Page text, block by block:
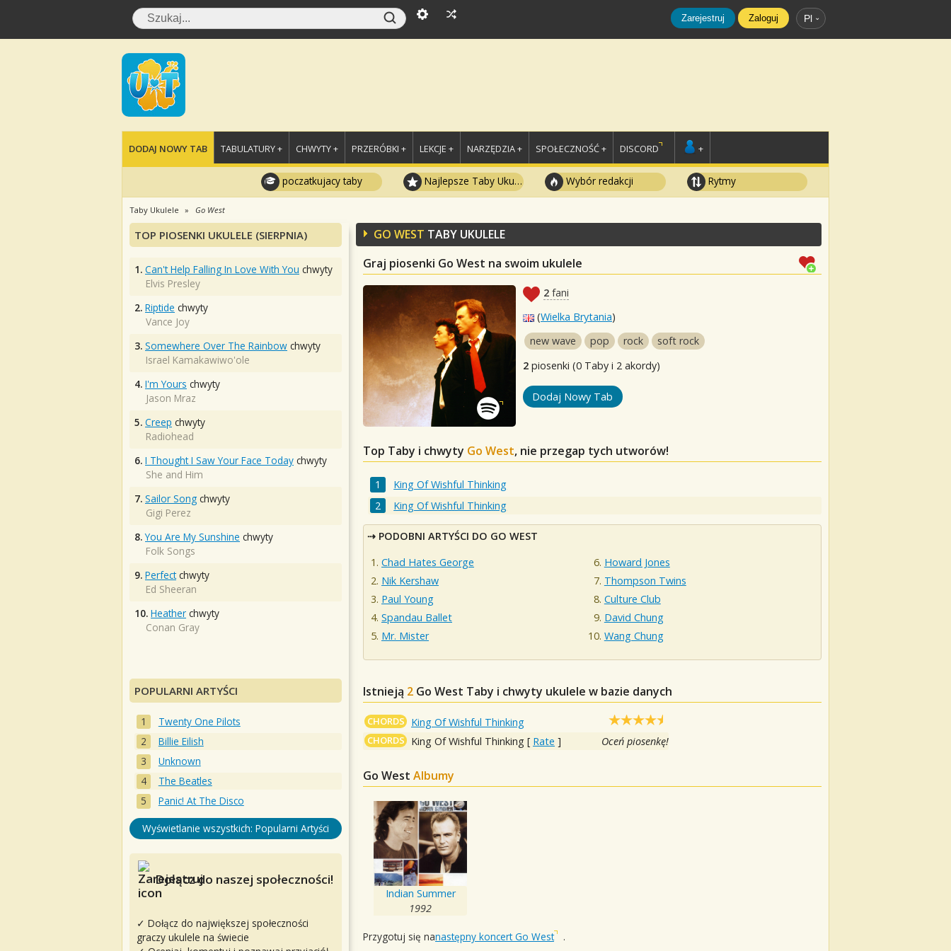
Zarejestruj Zaloguj Pl
DODAJ NOWY TAB TABULATURY + CHWYTY + PRZERÓBKI + LEKCJE + NARZĘDZIA + SPOŁECZNOŚĆ + DISCORD +
poczatkujacy taby Najlepsze Taby Ukulele Wybór redakcji Rytmy
Taby Ukulele Go West
GO WEST TABY UKULELE
Graj piosenki Go West na swoim ukulele
2 fani
(Wielka Brytania)
new wave
pop rock
soft rock
2 piosenki (0 Taby i 2 akordy)
Dodaj Nowy Tab
Top Taby i chwyty Go West, nie przegap tych utworów!
King Of Wishful Thinking
King Of Wishful Thinking
PODOBNI ARTYŚCI DO GO WEST
Chad Hates George
Nik Kershaw
Paul Young
Spandau Ballet
Mr. Mister
Howard Jones
Thompson Twins
Culture Club
David Chung
Wang Chung
Istnieją 2 Go West Taby i chwyty ukulele w bazie danych
CHORDS King Of Wishful Thinking
CHORDS King Of Wishful Thinking [ Rate ] Oceń piosenkę!
Go West Albumy
Indian Summer
1992
Przygotuj się nanastępny koncert Go West .
TOP PIOSENKI UKULELE (SIERPNIA)
1. Can't Help Falling In Love With You chwyty
Elvis Presley
2. Riptide chwyty
Vance Joy
3. Somewhere Over The Rainbow chwyty
Israel Kamakawiwo'ole
4. I'm Yours chwyty
Jason Mraz
5. Creep chwyty
Radiohead
6. I Thought I Saw Your Face Today chwyty
She and Him
7. Sailor Song chwyty
Gigi Perez
8. You Are My Sunshine chwyty
Folk Songs
9. Perfectchwyty
Ed Sheeran
10. Heather chwyty
Conan Gray
POPULARNI ARTYŚCI
Twenty One Pilots
Billie Eilish
Unknown
The Beatles
Panic! At The Disco
Wyświetlanie wszystkich: Popularni Artyści
Dołącz do naszej społeczności!
✓ Dołącz do największej społeczności
graczy ukulele na świecie